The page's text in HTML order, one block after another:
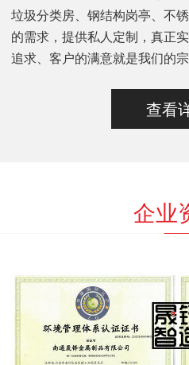
垃圾分类房、钢结构岗亭、不
的需求，提供私人定制，真正
追求、客户的满意就是我们的
查看
企业